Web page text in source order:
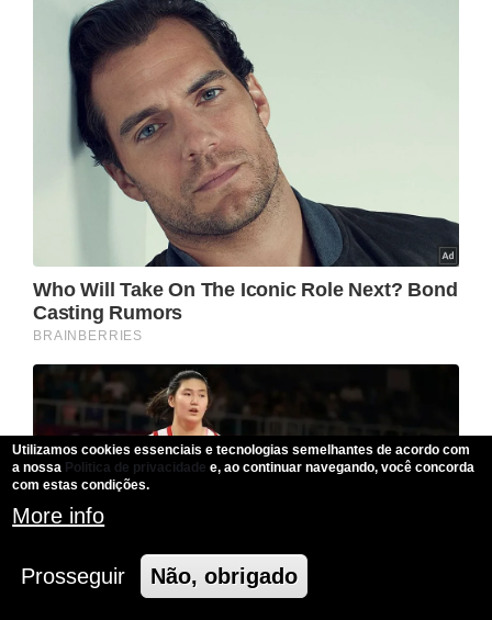
Utilizamos cookies essenciais e tecnologias semelhantes de acordo com
a nossa Politica de privacidade e, ao continuar navegando, você concorda
com estas condições.
More info
Prosseguir Não, obrigado